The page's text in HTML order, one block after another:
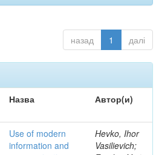
назад 1 далі
Назва Автор(и)
Use of modern
information and
Hevko, Ihor
Vasilievich;